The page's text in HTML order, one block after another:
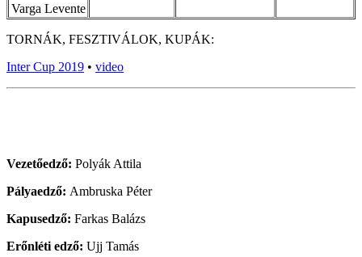
Varga Levente
TORNÁK, FESZTIVÁLOK, KUPÁK:
Inter Cup 2019 • video
Vezetőedző: Polyák Attila
Pályaedző: Ambruska Péter
Kapusedző: Farkas Balázs
Erőnléti edző: Ujj Tamás